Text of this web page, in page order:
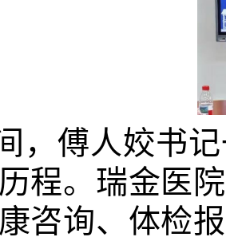
，傅人姣书
程。瑞金医
咨询、体检